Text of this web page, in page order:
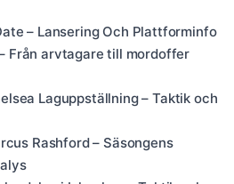
– Lansering Och Plattforminfo
Från arvtagare till mordoffer
Laguppställning – Taktik och
Rashford – Säsongens